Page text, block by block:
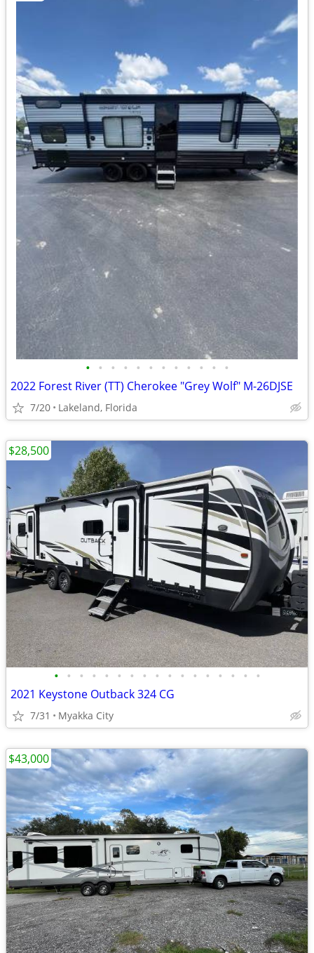
• • • • • • • • • • • •
2022 Forest River (TT) Cherokee "Grey Wolf" M-26DJSE
7/20 Lakeland, Florida
• • • • • • • • • • • • • • • • •
2021 Keystone Outback 324 CG
7/31 Myakka City
$28,500
$43,000